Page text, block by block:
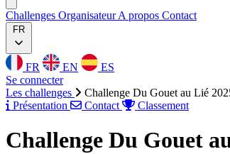
Challenges OrganisateurA propos Contact
FR
FR EN
ES
Se connecter
Les challenges
Challenge Du Gouet au Lié
Présentation
Contact Classement
Challenge Du Gouet